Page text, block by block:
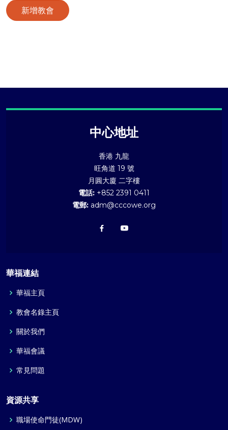
新增教會
中心地址
香港 九龍
旺角道 19 號
月圓大廈 二字樓
電話: +852 2391 0411
電郵: adm@cccowe.org
華福連結
華福主頁
教會名錄主頁
關於我們
華福會議
常見問題
資源共享
職場使命門徒(MDW)